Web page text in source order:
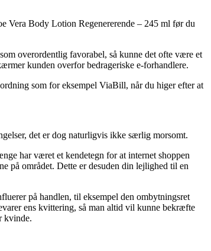
Vera Body Lotion Regenererende – 245 ml før du
overordentlig favorabel, så kunne det ofte være et
kunden overfor bedrageriske e-forhandlere.
som for eksempel ViaBill, når du higer efter at
det er dog naturligvis ikke særlig morsomt.
har været et kendetegn for at internet shoppen
på området. Dette er desuden din lejlighed til en
på handlen, til eksempel den ombytningsret
ens kvittering, så man altid vil kunne bekræfte
kvinde.